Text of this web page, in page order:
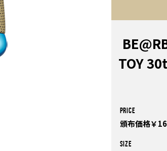
TOY
PRICE
頒布価格￥
Size